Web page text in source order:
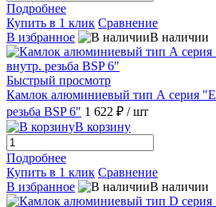
Подробнее
Купить в 1 клик Сравнение
В избранное
В наличии
Быстрый просмотр
Камлок алюминиевый тип А серия
резьба BSP 6" 1 622 ₽ / шт
В корзину
Подробнее
Купить в 1 клик Сравнение
В избранное
В наличии